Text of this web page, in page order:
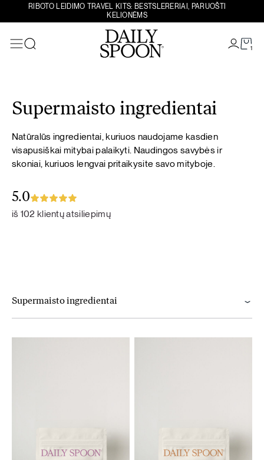
RIBOTO LEIDIMO TRAVEL KITS: BESTSLERERIAI, PARUOŠTI
KELIONĖMS
1
Supermaisto ingredientai
Natūralūs ingredientai, kuriuos naudojame kasdien
visapusiškai mitybai palaikyti. Naudingos savybės ir
skoniai, kuriuos lengvai pritaikysite savo mityboje.
5.0
iš 102 klientų atsiliepimų
Supermaisto ingredientai